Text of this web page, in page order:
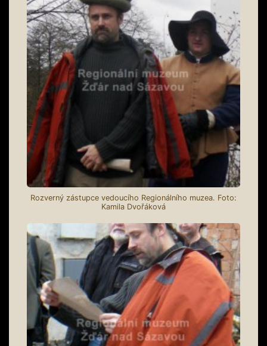
Rozverný zástupce vedoucího Regionálního muzea. Foto:
Kamila Dvořáková